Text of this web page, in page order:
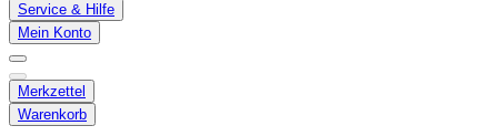
Service & Hilfe
Mein Konto
Merkzettel
Warenkorb